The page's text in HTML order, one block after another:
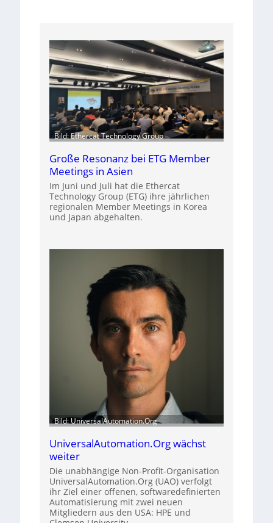
Bild: Ethercat Technology Group
Große Resonanz bei ETG Member
Meetings in Asien
Im Juni und Juli hat die Ethercat
Technology Group (ETG) ihre jährlichen
regionalen Member Meetings in Korea
und Japan abgehalten.
Bild: UniversalAutomation.Org
UniversalAutomation.Org wächst
weiter
Die unabhängige Non-Profit-Organisation
UniversalAutomation.Org (UAO) verfolgt
ihr Ziel einer offenen, softwaredefinierten
Automatisierung mit zwei neuen
Mitgliedern aus den USA: HPE und